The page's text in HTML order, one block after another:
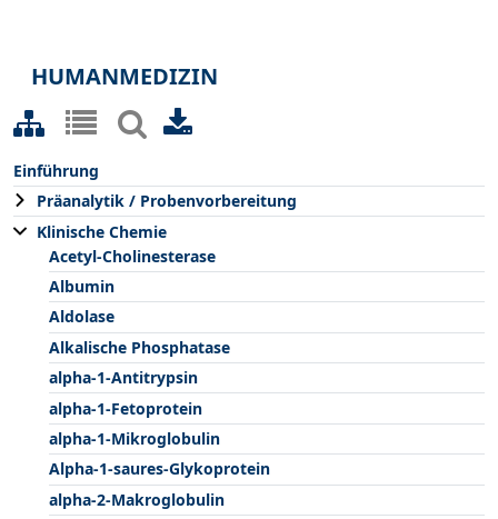
HUMANMEDIZIN
Einführung
Präanalytik / Probenvorbereitung
Klinische Chemie
Acetyl-Cholinesterase
Albumin
Aldolase
Alkalische Phosphatase
alpha-1-Antitrypsin
alpha-1-Fetoprotein
alpha-1-Mikroglobulin
Alpha-1-saures-Glykoprotein
alpha-2-Makroglobulin